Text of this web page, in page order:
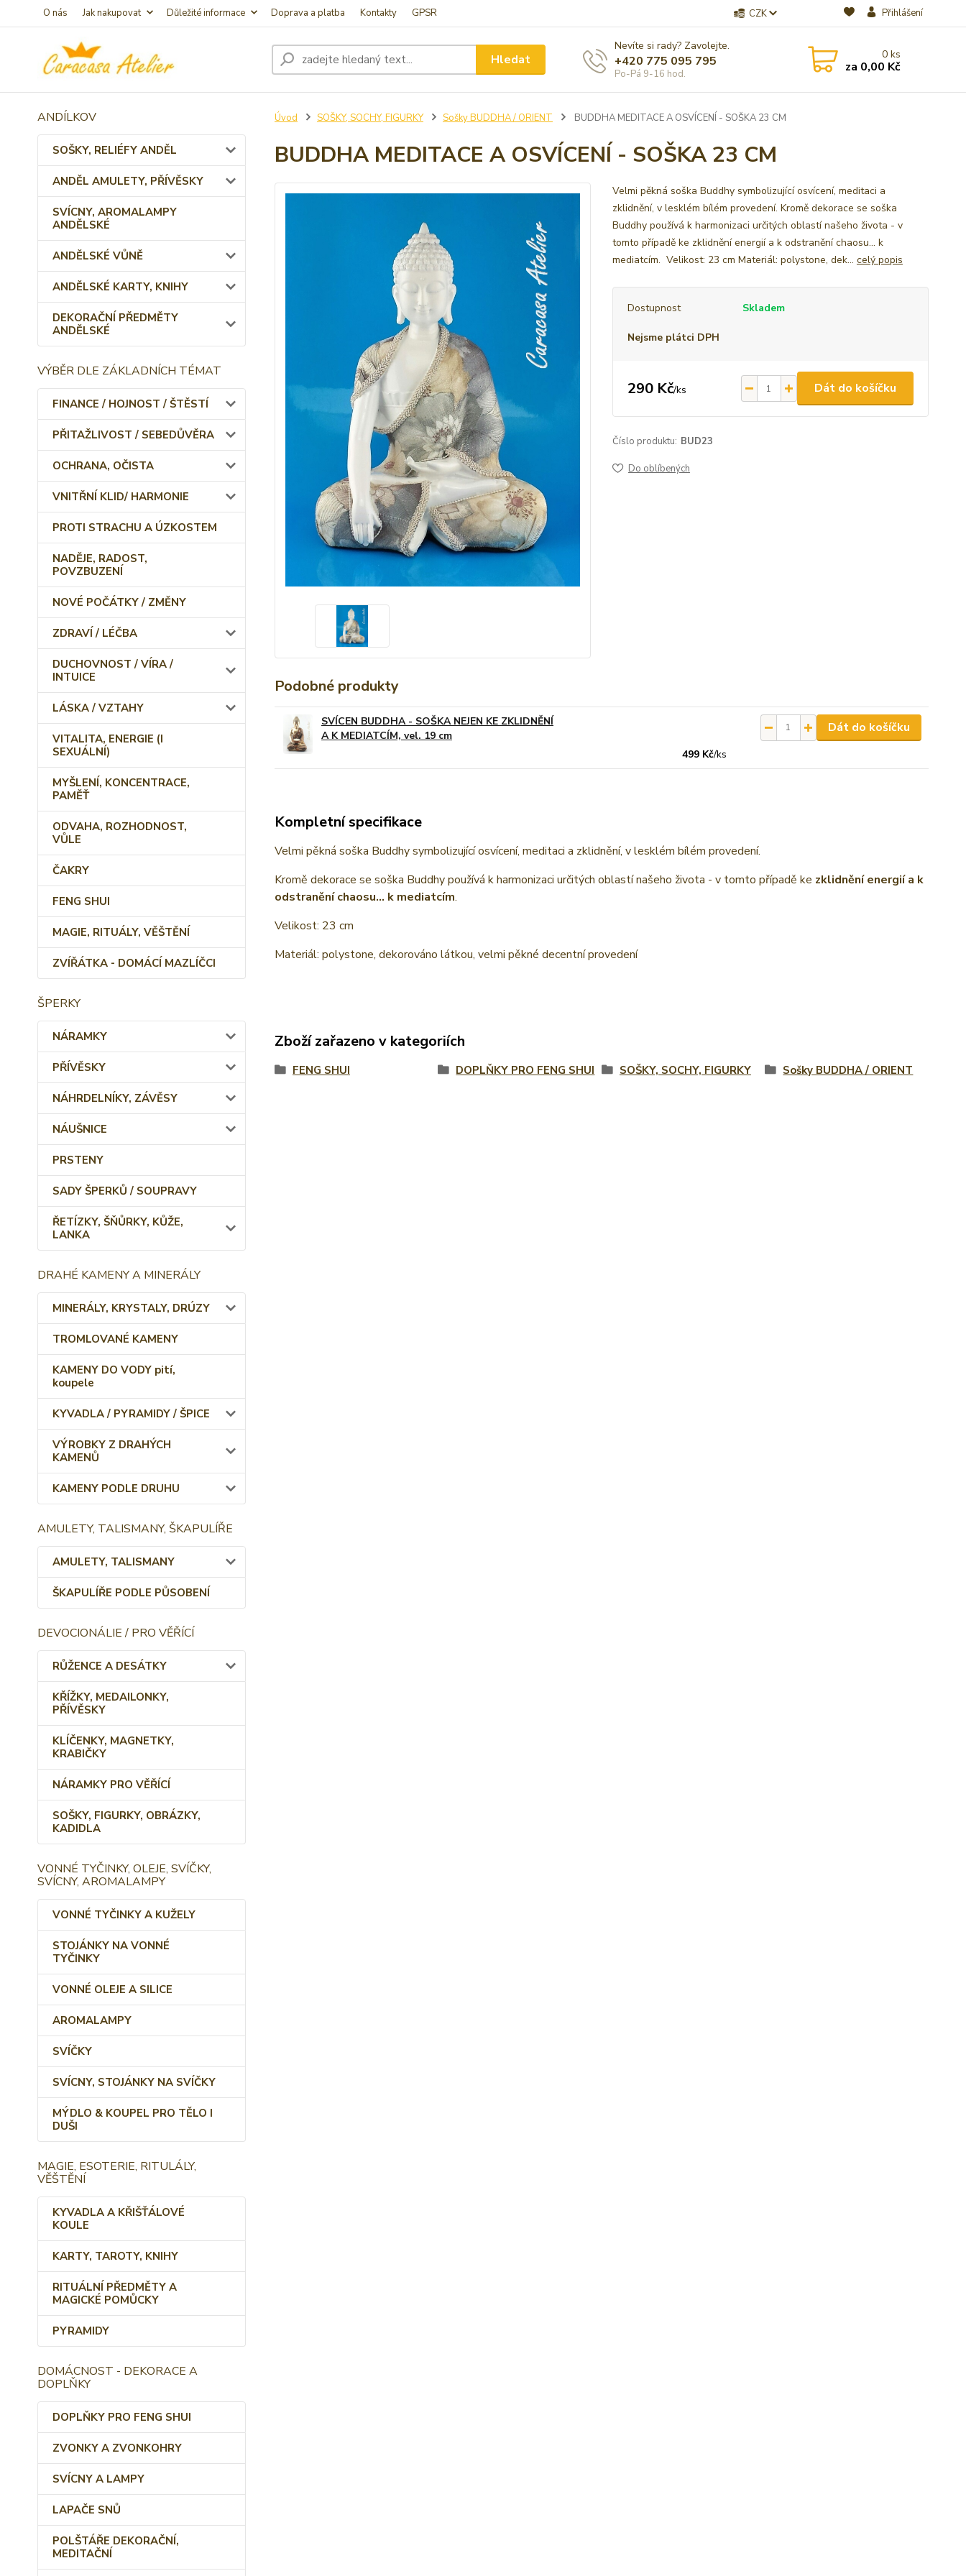
O nás Jak nakupovat Důležité informace Doprava a platba Kontakty GPSR CZK Přihlášení
Hledat
Nevíte si rady? Zavolejte.
+420 775 095 795
Po-Pá 9-16 hod.
0ks
za 0,00 Kč
ANDÍLKOV
SOŠKY, RELIÉFY ANDĚL
ANDĚL AMULETY, PŘÍVĚSKY
SVÍCNY, AROMALAMPY
ANDĚLSKÉ
ANDĚLSKÉ VŮNĚ
ANDĚLSKÉ KARTY, KNIHY
DEKORAČNÍ PŘEDMĚTY
ANDĚLSKÉ
VÝBĚR DLE ZÁKLADNÍCH TÉMAT
FINANCE / HOJNOST / ŠTĚSTÍ
PŘITAŽLIVOST / SEBEDŮVĚRA
OCHRANA, OČISTA
VNITŘNÍ KLID/ HARMONIE
PROTI STRACHU A ÚZKOSTEM
NADĚJE, RADOST,
POVZBUZENÍ
NOVÉ POČÁTKY / ZMĚNY
ZDRAVÍ / LÉČBA
DUCHOVNOST / VÍRA /
INTUICE
LÁSKA / VZTAHY
VITALITA, ENERGIE (I
SEXUÁLNÍ)
MYŠLENÍ, KONCENTRACE,
PAMĚŤ
ODVAHA, ROZHODNOST,
VŮLE
ČAKRY
FENG SHUI
MAGIE, RITUÁLY, VĚŠTĚNÍ
ZVÍŘÁTKA - DOMÁCÍ MAZLÍČCI
ŠPERKY
NÁRAMKY
PŘÍVĚSKY
NÁHRDELNÍKY, ZÁVĚSY
NÁUŠNICE
PRSTENY
SADY ŠPERKŮ / SOUPRAVY
ŘETÍZKY, ŠŇŮRKY, KŮŽE,
LANKA
DRAHÉ KAMENY A MINERÁLY
MINERÁLY, KRYSTALY, DRÚZY
TROMLOVANÉ KAMENY
KAMENY DO VODY pití,
koupele
KYVADLA / PYRAMIDY / ŠPICE
VÝROBKY Z DRAHÝCH
KAMENŮ
KAMENY PODLE DRUHU
AMULETY, TALISMANY, ŠKAPULÍŘE
AMULETY, TALISMANY
ŠKAPULÍŘE PODLE PŮSOBENÍ
DEVOCIONÁLIE / PRO VĚŘÍCÍ
RŮŽENCE A DESÁTKY
KŘÍŽKY, MEDAILONKY,
PŘÍVĚSKY
KLÍČENKY, MAGNETKY,
KRABIČKY
NÁRAMKY PRO VĚŘÍCÍ
SOŠKY, FIGURKY, OBRÁZKY,
KADIDLA
VONNÉ TYČINKY, OLEJE, SVÍČKY,
SVÍCNY, AROMALAMPY
VONNÉ TYČINKY A KUŽELY
STOJÁNKY NA VONNÉ
TYČINKY
VONNÉ OLEJE A SILICE
AROMALAMPY
SVÍČKY
SVÍCNY, STOJÁNKY NA SVÍČKY
MÝDLO & KOUPEL PRO TĚLO I
DUŠI
MAGIE, ESOTERIE, RITULÁLY,
VĚŠTĚNÍ
KYVADLA A KŘIŠŤÁLOVÉ
KOULE
KARTY, TAROTY, KNIHY
RITUÁLNÍ PŘEDMĚTY A
MAGICKÉ POMŮCKY
PYRAMIDY
DOMÁCNOST - DEKORACE A
DOPLŇKY
DOPLŇKY PRO FENG SHUI
ZVONKY A ZVONKOHRY
SVÍCNY A LAMPY
LAPAČE SNŮ
POLŠTÁŘE DEKORAČNÍ,
MEDITAČNÍ
Úvod SOŠKY, SOCHY, FIGURKY Sošky BUDDHA / ORIENT BUDDHA MEDITACE A OSVÍCENÍ - SOŠKA 23 CM
BUDDHA MEDITACE A OSVÍCENÍ - SOŠKA 23 CM
Velmi pěkná soška Buddhy symbolizující osvícení, meditaci a
zklidnění, v lesklém bílém provedení. Kromě dekorace se soška
Buddhy používá k harmonizaci určitých oblastí našeho života - v
tomto případě ke zklidnění energií a k odstranění chaosu... k
mediatcím. Velikost: 23 cm Materiál: polystone, dek... celý popis
Dostupnost Skladem
Nejsme plátci DPH
290 Kč/ks Dát do košíčku
Číslo produktu: BUD23
Do oblíbených
Podobné produkty
SVÍCEN BUDDHA - SOŠKA NEJEN KE ZKLIDNĚNÍ
A K MEDIATCÍM, vel. 19 cm
499 Kč/ks
Dát do košíčku
Kompletní specifikace
Velmi pěkná soška Buddhy symbolizující osvícení, meditaci a zklidnění, v lesklém bílém provedení.
Kromě dekorace se soška Buddhy používá k harmonizaci určitých oblastí našeho života - v tomto případě ke zklidnění energií a k
odstranění chaosu... k mediatcím.
Velikost: 23 cm
Materiál: polystone, dekorováno látkou, velmi pěkné decentní provedení
Zboží zařazeno v kategoriích
FENG SHUI DOPLŇKY PRO FENG SHUI SOŠKY, SOCHY, FIGURKY Sošky BUDDHA / ORIENT